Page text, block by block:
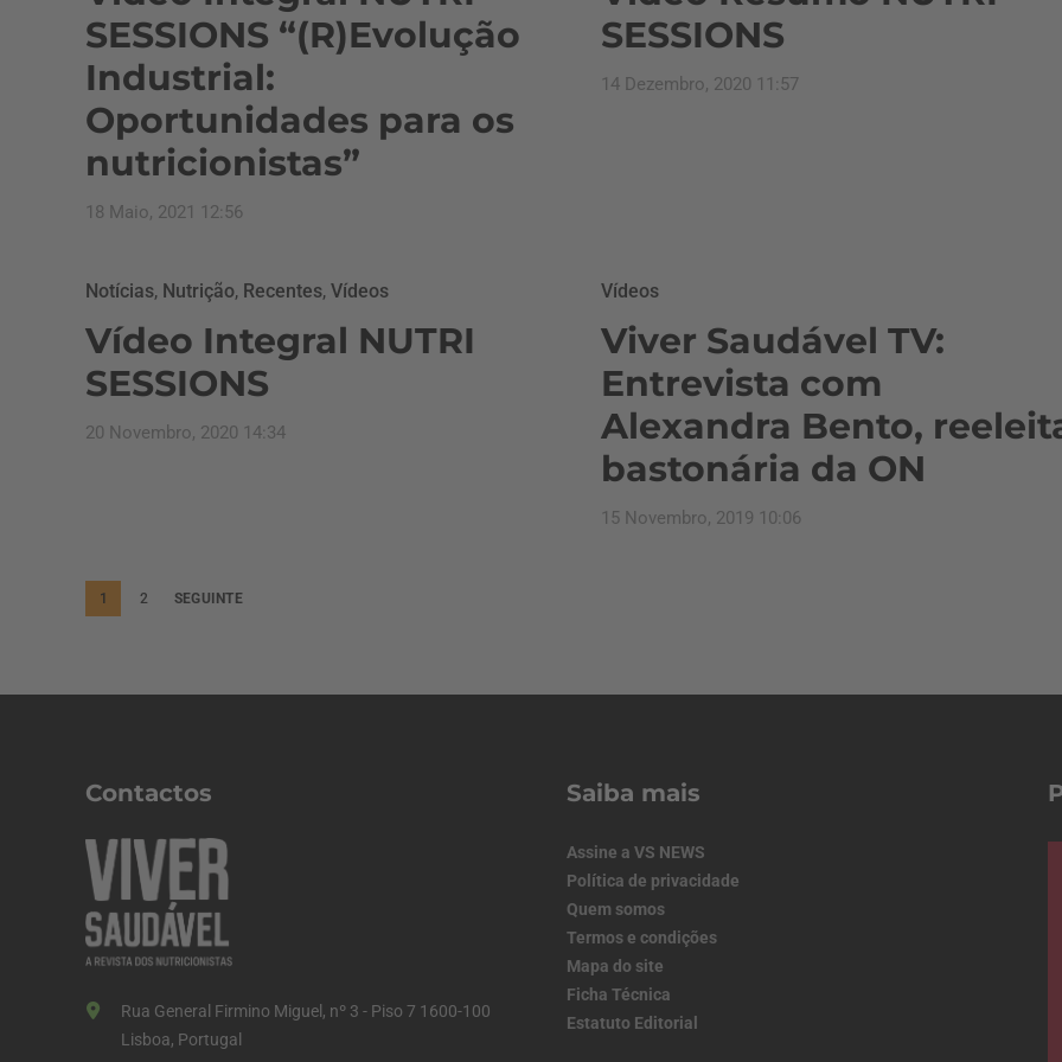
SESSIONS “(R)Evolução
Industrial:
Oportunidades para os
nutricionistas”
18 Maio, 2021 12:56
SESSIONS
14 Dezembro, 2020 11:57
Notícias, Nutrição, Recentes, Vídeos
Vídeo Integral NUTRI
SESSIONS
20 Novembro, 2020 14:34
Vídeos
Viver Saudável TV:
Entrevista com
Alexandra Bento,
bastonária da ON
15 Novembro, 2019 10:06
P
a
ã
o
d
o
s
1 2 SEGUINTE
Contactos
Rua General Firmino Miguel, nº 3 - Piso 7 1600-100
Lisboa, Portugal
Saiba mais
Assine a VS NEWS
Política de privacidade
Quem somos
Termos e condições
Mapa do site
Ficha Técnica
Estatuto Editorial